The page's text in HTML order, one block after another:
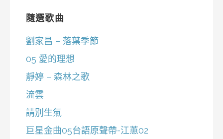
隨選歌曲
劉家昌 – 落葉季節
05 愛的理想
靜婷 – 森林之歌
流雲
請別生氣
巨星金曲05台語原聲帶-江蕙02